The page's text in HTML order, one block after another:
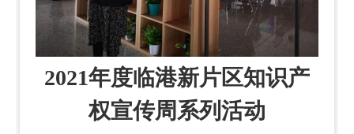
2021年度临港新片区知识产
权宣传周系列活动